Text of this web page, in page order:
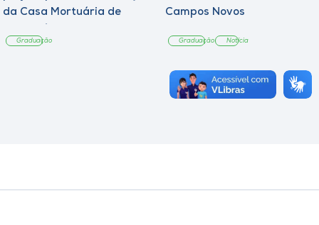
da Casa Mortuária de
Graduação
Campos Novos
Graduação Notícia